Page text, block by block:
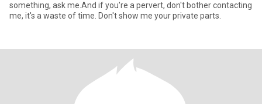
something, ask me.And if you're a pervert, don't bother contacting
me, it's a waste of time. Don't show me your private parts.